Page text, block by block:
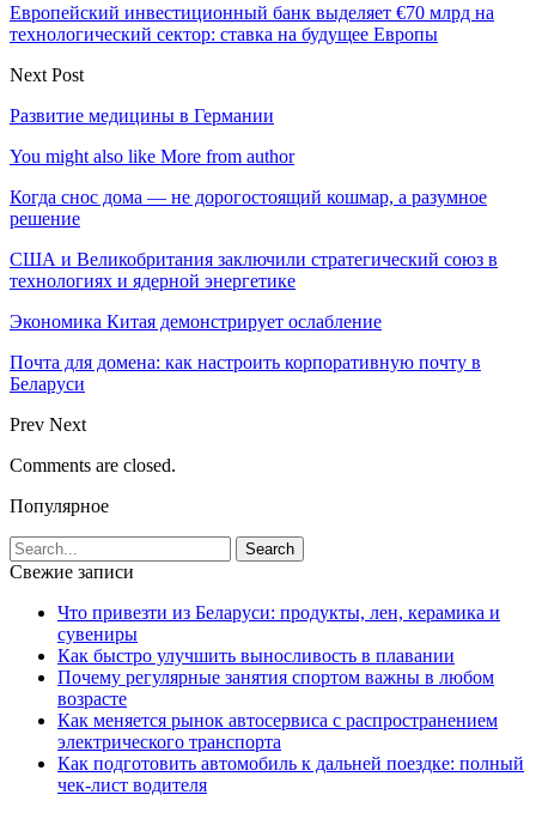
Европейский инвестиционный банк выделяет €70 млрд на
технологический сектор: ставка на будущее Европы
Next Post
Развитие медицины в Германии
You might also like More from author
Когда снос дома — не дорогостоящий кошмар, а разумное
решение
США и Великобритания заключили стратегический союз в
технологиях и ядерной энергетике
Экономика Китая демонстрирует ослабление
Почта для домена: как настроить корпоративную почту в
Беларуси
Prev Next
Comments are closed.
Популярное
Свежие записи
Что привезти из Беларуси: продукты, лен, керамика и
сувениры
Как быстро улучшить выносливость в плавании
Почему регулярные занятия спортом важны в любом
возрасте
Как меняется рынок автосервиса с распространением
электрического транспорта
Как подготовить автомобиль к дальней поездке: полный
чек-лист водителя